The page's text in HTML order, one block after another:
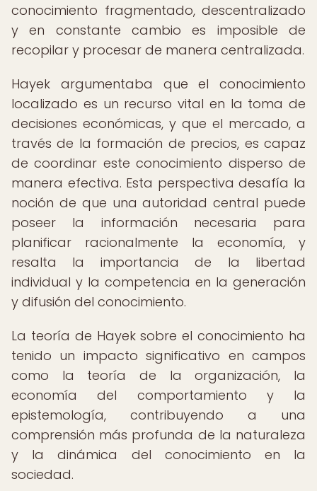
conocimiento fragmentado, descentralizado
y en constante cambio es imposible de
recopilar y procesar de manera centralizada.
Hayek argumentaba que el conocimiento
localizado es un recurso vital en la toma de
decisiones económicas, y que el mercado, a
través de la formación de precios, es capaz
de coordinar este conocimiento disperso de
manera efectiva. Esta perspectiva desafía la
noción de que una autoridad central puede
poseer la información necesaria para
planificar racionalmente la economía, y
resalta la importancia de la libertad
individual y la competencia en la generación
y difusión del conocimiento.
La teoría de Hayek sobre el conocimiento ha
tenido un impacto significativo en campos
como la teoría de la organización, la
economía del comportamiento y la
epistemología, contribuyendo a una
comprensión más profunda de la naturaleza
y la dinámica del conocimiento en la
sociedad.